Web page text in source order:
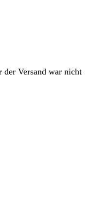
Versand war nicht